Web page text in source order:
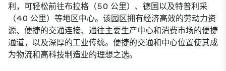
利，可轻松前往布拉格（50 公里）、德国以及特普利采
（40 公里）等地区中心。该园区拥有经济高效的劳动力资
源、便捷的交通连接、通往主要生产中心和消费市场的便捷
通道，以及深厚的工业传统。便捷的交通和中心位置使其成
为物流和高科技制造业的理想之选。